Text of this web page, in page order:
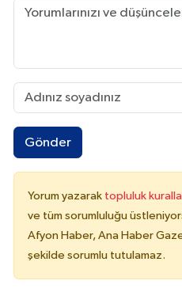
Gönder
Yorum yazarak topluluk
ve tüm sorumluluğu
Afyon Haber, Ana Haber
şekilde sorumlu tutulamaz.